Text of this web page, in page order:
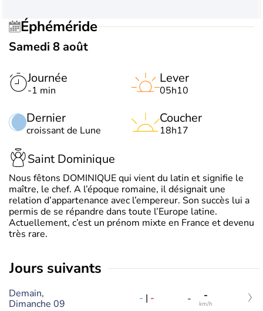
Éphéméride
Samedi 8 août
Journée
-1 min
Dernier
croissant de Lune
Lever
05h10
Coucher
18h17
Saint Dominique
Nous fêtons DOMINIQUE qui vient du latin et signifie le
maître, le chef. A l’époque romaine, il désignait une
relation d’appartenance avec l’empereur. Son succès lui a
permis de se répandre dans toute l’Europe latine.
Actuellement, c’est un prénom mixte en France et devenu
très rare.
jours suivants
Demain,
Dimanche 09
- | - - -
km/h